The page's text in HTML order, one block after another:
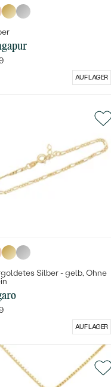
AUF LAGER
Silber - gelb, Ohne
AUF LAGER